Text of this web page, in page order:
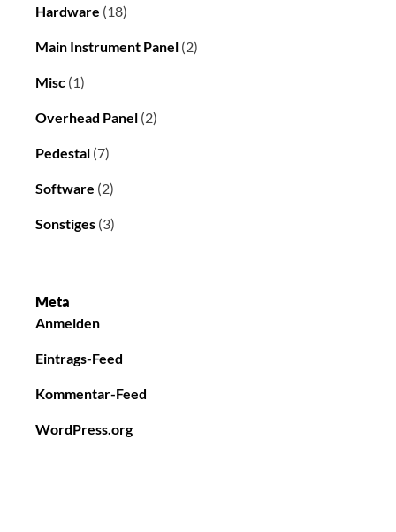
Hardware (18)
Main Instrument Panel (2)
Misc (1)
Overhead Panel (2)
Pedestal (7)
Software (2)
Sonstiges (3)
Meta
Anmelden
Eintrags-Feed
Kommentar-Feed
WordPress.org